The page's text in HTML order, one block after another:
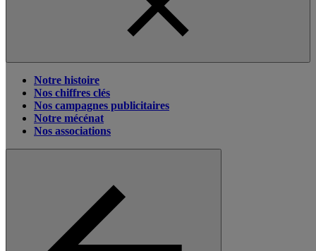
Notre histoire
Nos chiffres clés
Nos campagnes publicitaires
Notre mécénat
Nos associations